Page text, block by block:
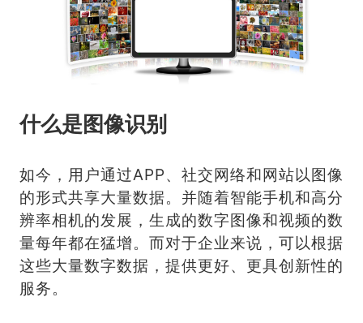
什么是图像识别
如今，用户通过APP、社交网络和网站以图像
的形式共享大量数据。并随着智能手机和高分
辨率相机的发展，生成的数字图像和视频的数
量每年都在猛增。而对于企业来说，可以根据
这些大量数字数据，提供更好、更具创新性的
服务。